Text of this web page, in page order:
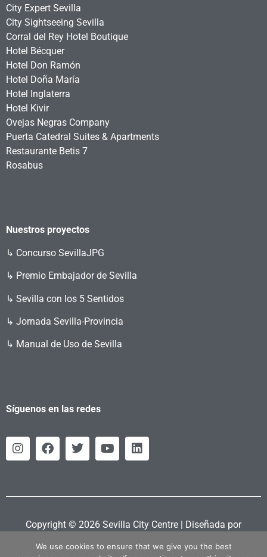
City Expert Sevilla
City Sightseeing Sevilla
Corral del Rey Hotel Boutique
Hotel Bécquer
Hotel Don Ramón
Hotel Doña María
Hotel Inglaterra
Hotel Kivir
Ovejas Negras Company
Puerta Catedral Suites & Apartments
Restaurante Betis 7
Rosabus
Nuestros proyectos
↳ Concurso SevillaJPG
↳ Premio Embajador de Sevilla
↳ Sevilla con los 5 Sentidos
↳ Jornada Sevilla-Provincia
↳ Manual de Uso de Sevilla
Síguenos en las redes
Copyright © 2026 Sevilla City Centre | Diseñada por
We use cookies to ensure that we give you the best